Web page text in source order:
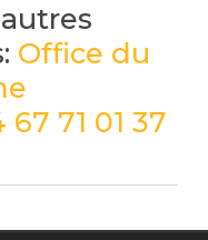
Office du
67 71 01 37